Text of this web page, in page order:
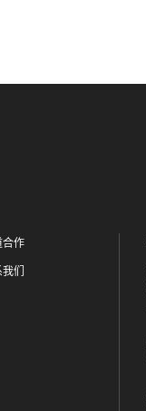
合作
们